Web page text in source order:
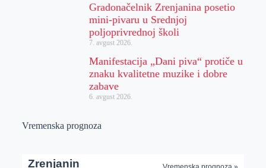
Gradonačelnik Zrenjanina posetio
mini-pivaru u Srednjoj
poljoprivrednoj školi
7. avgust 2026.
Manifestacija „Dani piva“ protiče u
znaku kvalitetne muzike i dobre
zabave
6. avgust 2026.
Vremenska prognoza